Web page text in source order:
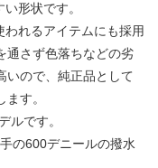
形状です。
われるアイテムにも採用
通さず色落ちなどの劣
いので、純正品として
す。
ルです。
の600デニールの撥水